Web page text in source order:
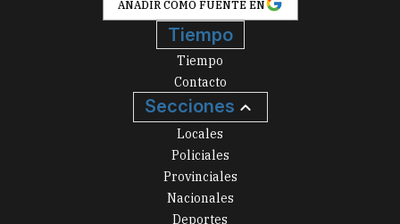
AÑADIR COMO FUENTE EN
Tiempo
Tiempo
Contacto
Secciones
Locales
Policiales
Provinciales
Nacionales
Deportes